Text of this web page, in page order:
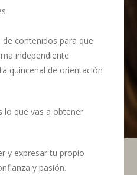
contenidos para que
independiente
quincenal de orientación
lo que vas a obtener
y expresar tu propio
y pasión.